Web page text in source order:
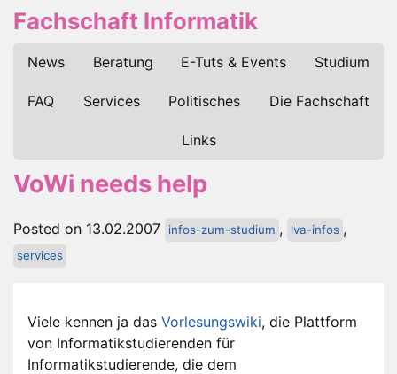
Fachschaft Informatik
News Beratung E-Tuts & Events Studium
FAQ Services Politisches Die Fachschaft
Links
VoWi needs help
Posted on 13.02.2007 infos-zum-studium , lva-infos ,
services
Viele kennen ja das Vorlesungswiki, die Plattform
von Informatikstudierenden für
Informatikstudierende, die dem